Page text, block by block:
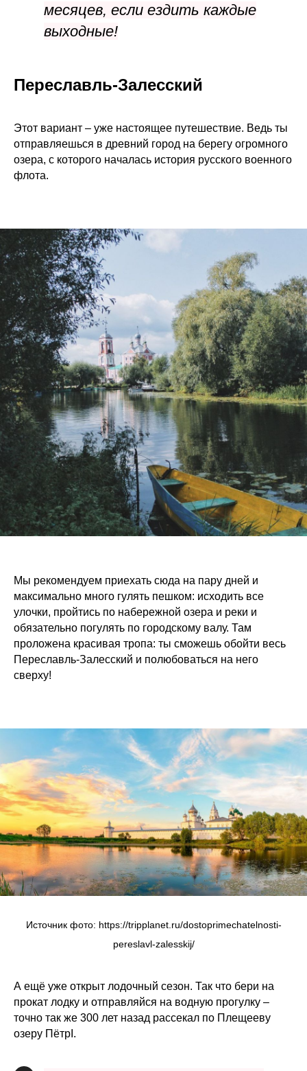
месяцев, если ездить каждые
выходные!
Переславль-Залесский
Этот вариант – уже настоящее путешествие. Ведь ты
отправляешься в древний город на берегу огромного
озера, с которого началась история русского военного
флота.
Мы рекомендуем приехать сюда на пару дней и
максимально много гулять пешком: исходить все
улочки, пройтись по набережной озера и реки и
обязательно погулять по городскому валу. Там
проложена красивая тропа: ты сможешь обойти весь
Переславль-Залесский и полюбоваться на него
сверху!
Источник фото: https://tripplanet.ru/dostoprimechatelnosti-
pereslavl-zalesskij/
А ещё уже открыт лодочный сезон. Так что бери на
прокат лодку и отправляйся на водную прогулку –
точно так же 300 лет назад рассекал по Плещееву
озеру ПётрI.